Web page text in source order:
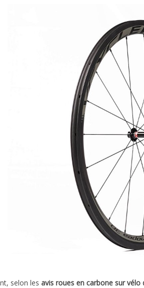
selon les avis roues en carbone sur vélo